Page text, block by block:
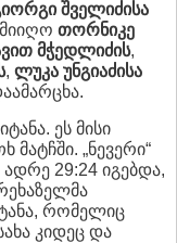
შველიძისა
მიიღო თორნიკე
მჭედლიძის,
, ლუკა უნგიაძისა
ეს მისი
„ნევერი“
29:24 იგებდა,
რომელიც
კიდეც და